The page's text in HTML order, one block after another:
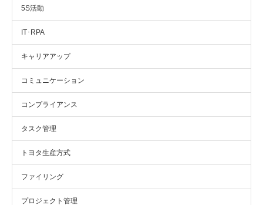
5S活動
IT･RPA
キャリアアップ
コミュニケーション
コンプライアンス
タスク管理
トヨタ生産方式
ファイリング
プロジェクト管理